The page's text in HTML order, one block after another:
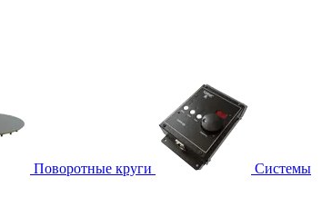
Поворотные круги
Системы